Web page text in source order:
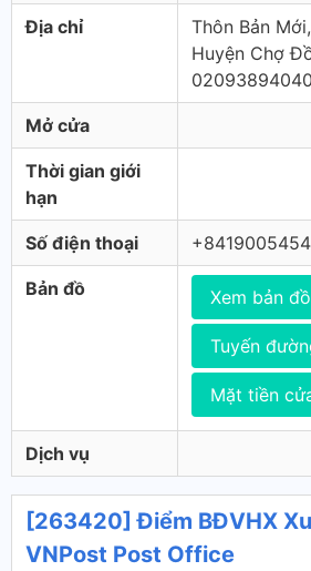
Địa chỉ
Thôn Bản
Huyện Chợ
Mở cửa
Thời gian giới
hạn
Số điện thoại
Bản đồ Xem bản đồ
Tuyến
Mặt tiền
Dịch vụ
[263420] Điểm BĐVHX
VNPost Post Office